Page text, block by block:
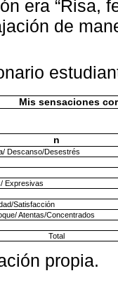
era “Risa,
de
Mis sensaciones
n
Descanso/Desestrés
Expresivas
Satisfacción
Atentas/Concentrados
Total
propia.